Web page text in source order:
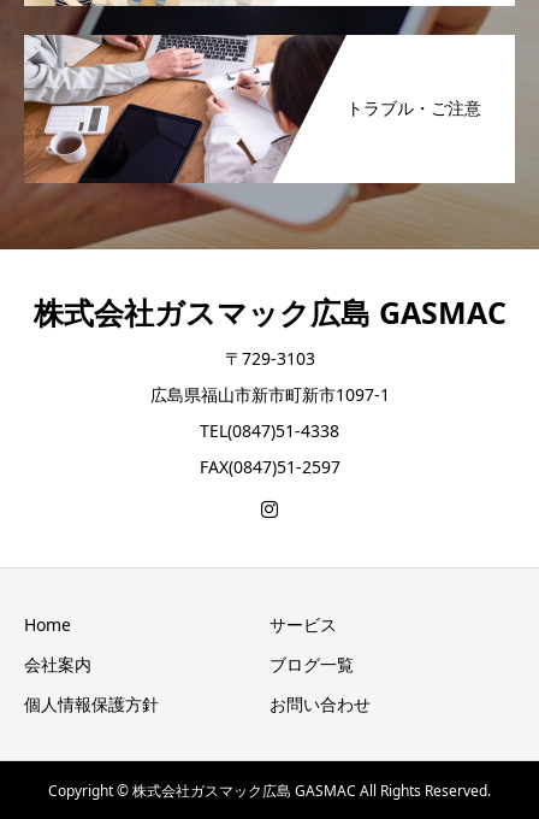
トラブル・ご注意
株式会社ガスマック広島 GASMAC
〒729-3103
広島県福山市新市町新市1097-1
TEL(0847)51-4338
FAX(0847)51-2597
Home
サービス
会社案内
ブログ一覧
個人情報保護方針
お問い合わせ
Copyright © 株式会社ガスマック広島 GASMAC All Rights Reserved.